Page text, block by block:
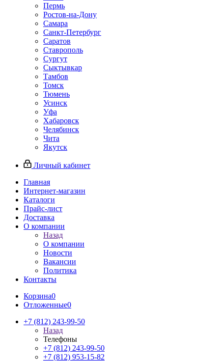
Пермь
Ростов-на-Дону
Самара
Санкт-Петербург
Саратов
Ставрополь
Сургут
Сыктывкар
Тамбов
Томск
Тюмень
Усинск
Уфа
Хабаровск
Челябинск
Чита
Якутск
Личный кабинет
Главная
Интернет-магазин
Каталоги
Прайс-лист
Доставка
О компании
Назад
О компании
Новости
Вакансии
Политика
Контакты
Корзина0
Отложенные0
+7 (812) 243-99-50
Назад
Телефоны
+7 (812) 243-99-50
+7 (812) 953-15-82